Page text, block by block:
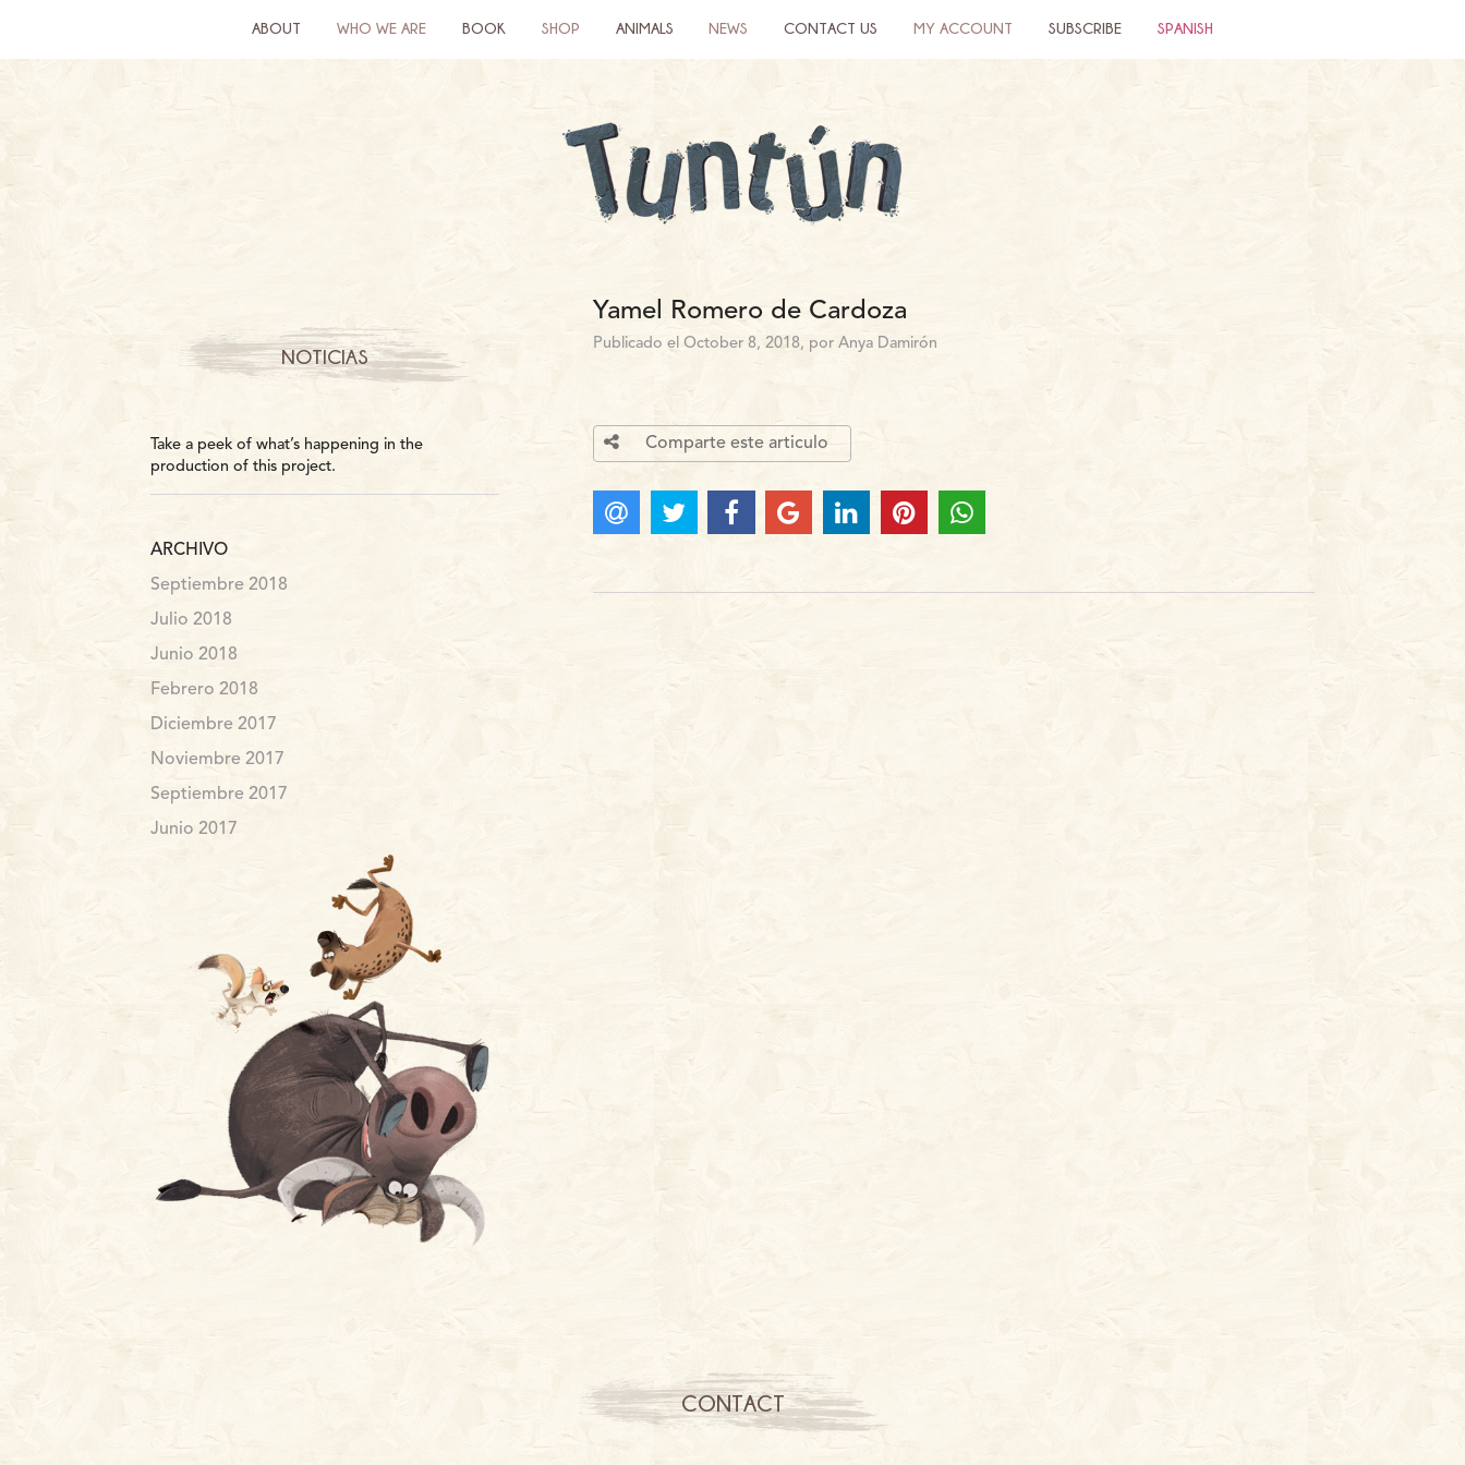
ABOUT WHO WE ARE BOOK SHOP ANIMALS NEWS CONTACT US MY ACCOUNT SUBSCRIBE SPANISH
NOTICIAS
Take a peek of what’s happening in the
production of this project.
ARCHIVO
Septiembre 2018
Julio 2018
Junio 2018
Febrero 2018
Diciembre 2017
Noviembre 2017
Septiembre 2017
Junio 2017
Yamel Romero de Cardoza
Publicado el October 8, 2018, por Anya Damirón
Comparte este articulo
CONTACT